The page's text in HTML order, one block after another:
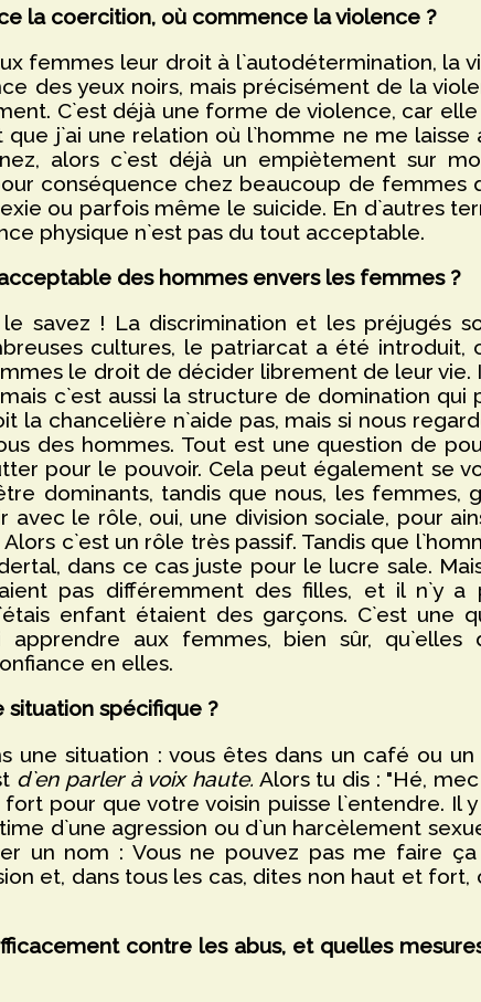
la coercition, où commence la violence ?
femmes leur droit à l`autodétermination, la
des yeux noirs, mais précisément de la
C`est déjà une forme de violence, car
j`ai une relation où l`homme ne me laisse
alors c`est déjà un empiètement sur
conséquence chez beaucoup de femmes
ou parfois même le suicide. En d`autres
physique n`est pas du tout acceptable.
des hommes envers les femmes ?
savez ! La discrimination et les préjugés
cultures, le patriarcat a été introduit,
le droit de décider librement de leur vie.
c`est aussi la structure de domination qui
la chancelière n`aide pas, mais si nous
des hommes. Tout est une question de
pour le pouvoir. Cela peut également se
dominants, tandis que nous, les femmes,
le rôle, oui, une division sociale, pour
c`est un rôle très passif. Tandis que
dans ce cas juste pour le lucre sale.
pas différemment des filles, et il n`y a
enfant étaient des garçons. C`est une
aux femmes, bien sûr, qu`elles
en elles.
spécifique ?
une situation : vous êtes dans un café ou
d`en parler à voix haute. Alors tu dis : "Hé,
pour que votre voisin puisse l`entendre. Il y
d`une agression ou d`un harcèlement
un nom : Vous ne pouvez pas me faire
et, dans tous les cas, dites non haut et fort,
contre les abus, et quelles